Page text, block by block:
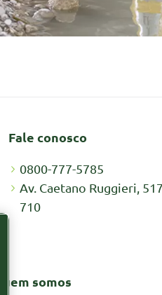
Fale conosco
0800-777-5785
Av. Caetano Ruggieri,
710
Quem somos